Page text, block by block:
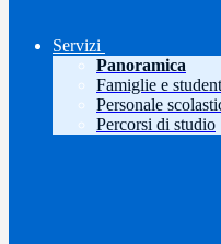
Servizi
Panoramica
Famiglie e
Personale
Percorsi di studio